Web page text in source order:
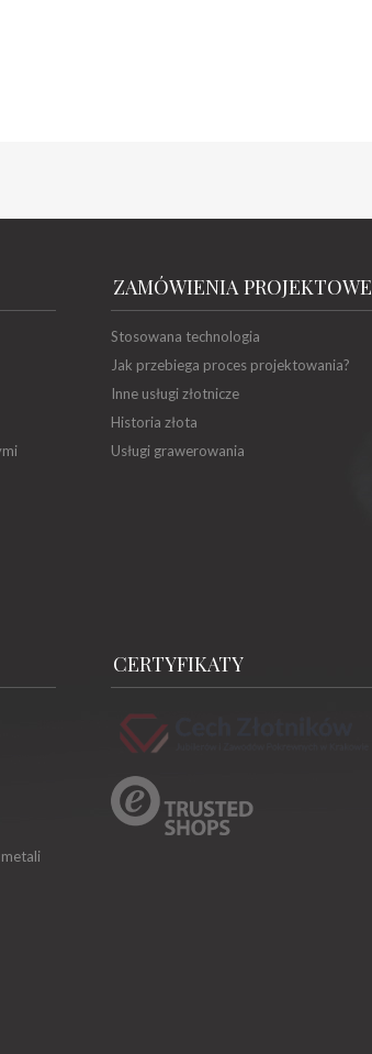
ZAMÓWIENIA PROJEKTOWE
Stosowana technologia
Jak przebiega proces projektowania?
Inne usługi złotnicze
Historia złota
Usługi grawerowania
CERTYFIKATY